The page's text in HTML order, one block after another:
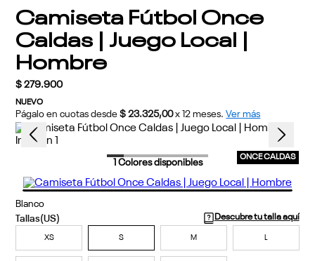
Camiseta Fútbol Once
Caldas | Juego Local |
Hombre
$ 279.900
NUEVO
Págalo en cuotas desde $ 23.325,00 x 12 meses. Ver más
ONCE CALDAS
Colores disponibles
Blanco
Descubre tu talla aquí
XS S M L